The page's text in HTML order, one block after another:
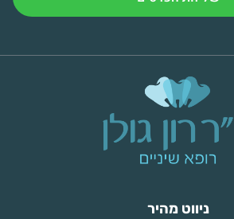
ניווט מהיר